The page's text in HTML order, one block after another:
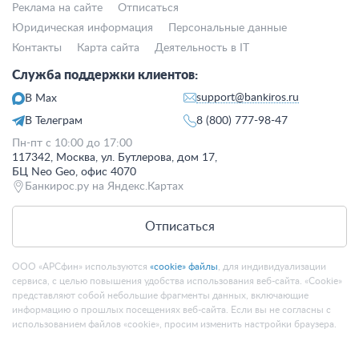
Реклама на сайте
Отписаться
Юридическая информация
Персональные данные
Контакты
Карта сайта Деятельность в IT
Служба поддержки клиентов:
В Max
В Телеграм
support@bankiros.ru
8 (800) 777-98-47
Пн-пт с 10:00 до 17:00
117342, Москва, ул. Бутлерова, дом 17,
БЦ Neo Geo, офис 4070
Банкирос.ру на Яндекс.Картах
Отписаться
ООО «АРСфин» используются «cookie» файлы , для индивидуализации
сервиса, с целью повышения удобства использования веб-сайта. «Cookie»
представляют собой небольшие фрагменты данных, включающие
информацию о прошлых посещениях веб-сайта. Если вы не согласны с
использованием файлов «cookie», просим изменить настройки браузера.